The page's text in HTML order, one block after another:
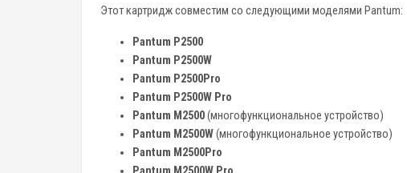
Этот картридж совместим со следующими моделями Pantum:
Pantum P2500
Pantum P2500W
Pantum P2500Pro
Pantum P2500W Pro
Pantum M2500(многофункциональное устройство)
Pantum M2500W(многофункциональное устройство)
Pantum M2500Pro